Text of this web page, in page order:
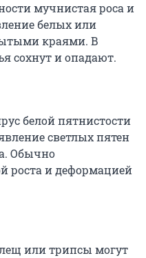
мучнистая роса и
белых или
краями. В
сохнут и опадают.
белой пятнистости
светлых пятен
Обычно
роста и деформацией
или трипсы могут